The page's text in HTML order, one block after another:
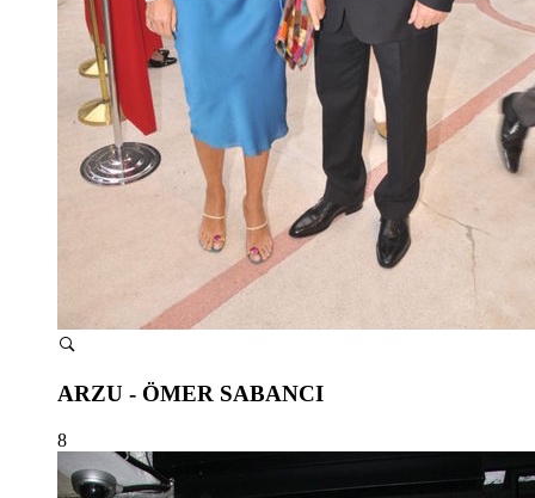
ARZU - ÖMER SABANCI
8